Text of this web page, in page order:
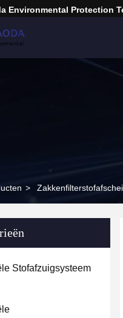
Environmental Protection
>
Stofafzuigsysteem